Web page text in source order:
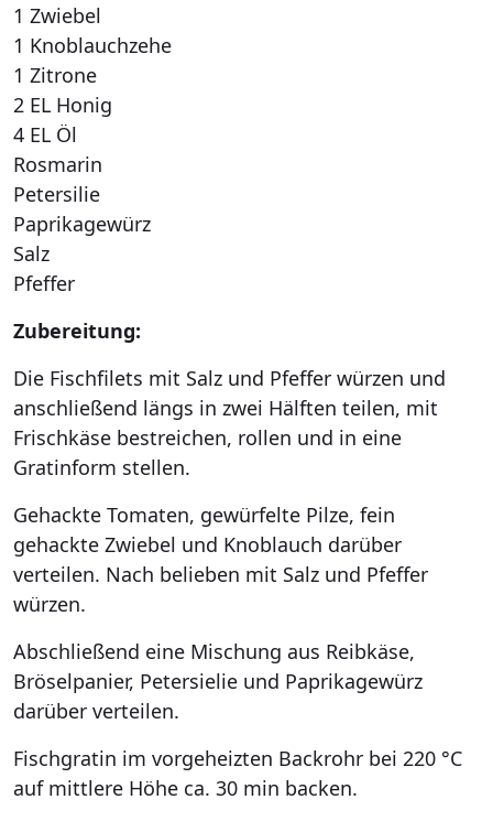
1 Zwiebel
1 Knoblauchzehe
1 Zitrone
2 EL Honig
4 EL Öl
Rosmarin
Petersilie
Paprikagewürz
Salz
Pfeffer
Zubereitung:
Die Fischfilets mit Salz und Pfeffer würzen und
anschließend längs in zwei Hälften teilen, mit
Frischkäse bestreichen, rollen und in eine
Gratinform stellen.
Gehackte Tomaten, gewürfelte Pilze, fein
gehackte Zwiebel und Knoblauch darüber
verteilen. Nach belieben mit Salz und Pfeffer
würzen.
Abschließend eine Mischung aus Reibkäse,
Bröselpanier, Petersielie und Paprikagewürz
darüber verteilen.
Fischgratin im vorgeheizten Backrohr bei 220 °C
auf mittlere Höhe ca. 30 min backen.